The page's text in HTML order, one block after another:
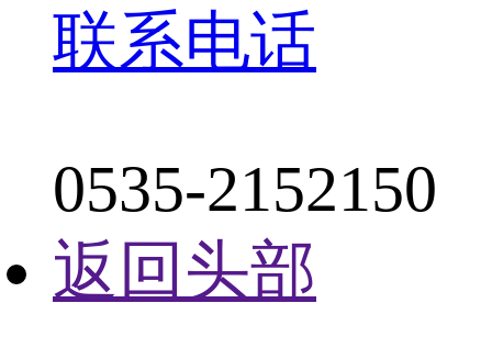
联系电话
0535-2152150
返回头部